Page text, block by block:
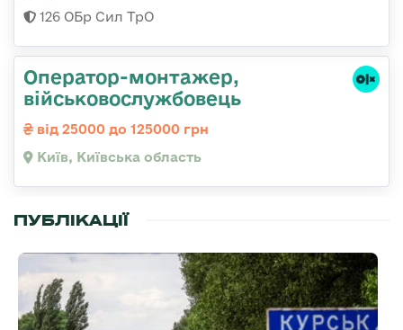
126 ОБр Сил ТрО
Оператор-монтажер,
військовослужбовець
від 25000 до 125000 грн
Київ, Київська область
ПУБЛІКАЦІЇ